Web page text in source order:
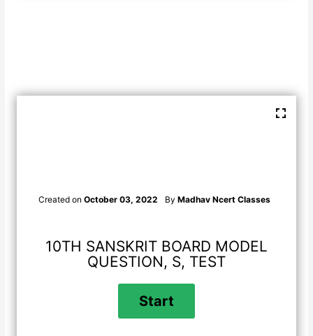
Created on October 03, 2022 By Madhav Ncert Classes
10TH SANSKRIT BOARD MODEL
QUESTION, S, TEST